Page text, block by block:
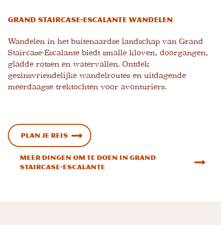
Grand Staircase-Escalante Wandelen
Wandelen in het buitenaardse landschap van Grand
Staircase-Escalante biedt smalle kloven, doorgangen,
gladde rotsen en watervallen. Ontdek
gezinsvriendelijke wandelroutes en uitdagende
meerdaagse trektochten voor avonturiers.
Plan je reis
Meer dingen om te doen in Grand
Staircase-Escalante